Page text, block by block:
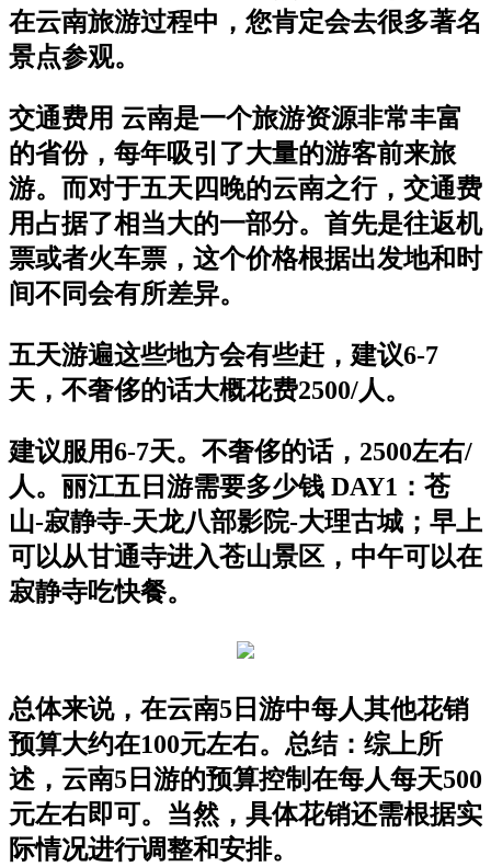
在云南旅游过程中，您肯定会去很多著名
景点参观。
交通费用 云南是一个旅游资源非常丰富
的省份，每年吸引了大量的游客前来旅
游。而对于五天四晚的云南之行，交通费
用占据了相当大的一部分。首先是往返机
票或者火车票，这个价格根据出发地和时
间不同会有所差异。
五天游遍这些地方会有些赶，建议6-7
天，不奢侈的话大概花费2500/人。
建议服用6-7天。不奢侈的话，2500左右/
人。丽江五日游需要多少钱 DAY1：苍
山-寂静寺-天龙八部影院-大理古城；早上
可以从甘通寺进入苍山景区，中午可以在
寂静寺吃快餐。
总体来说，在云南5日游中每人其他花销
预算大约在100元左右。总结：综上所
述，云南5日游的预算控制在每人每天500
元左右即可。当然，具体花销还需根据实
际情况进行调整和安排。